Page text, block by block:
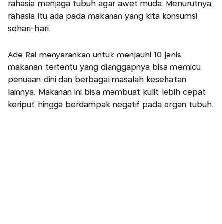
rahasia menjaga tubuh agar awet muda. Menurutnya,
rahasia itu ada pada makanan yang kita konsumsi
sehari-hari.
Ade Rai menyarankan untuk menjauhi 10 jenis
makanan tertentu yang dianggapnya bisa memicu
penuaan dini dan berbagai masalah kesehatan
lainnya. Makanan ini bisa membuat kulit lebih cepat
keriput hingga berdampak negatif pada organ tubuh.